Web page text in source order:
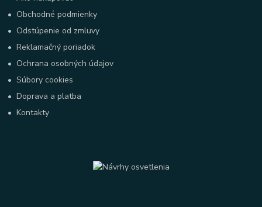
• Obchodné podmienky
• Odstúpenie od zmluvy
•Reklamačný poriadok
• Ochrana osobných údajov
•Súbory cookies
•Doprava a platba
•Kontakty